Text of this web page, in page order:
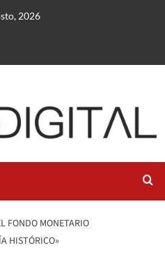
2026
FONDO MONETARIO
HISTÓRICO»